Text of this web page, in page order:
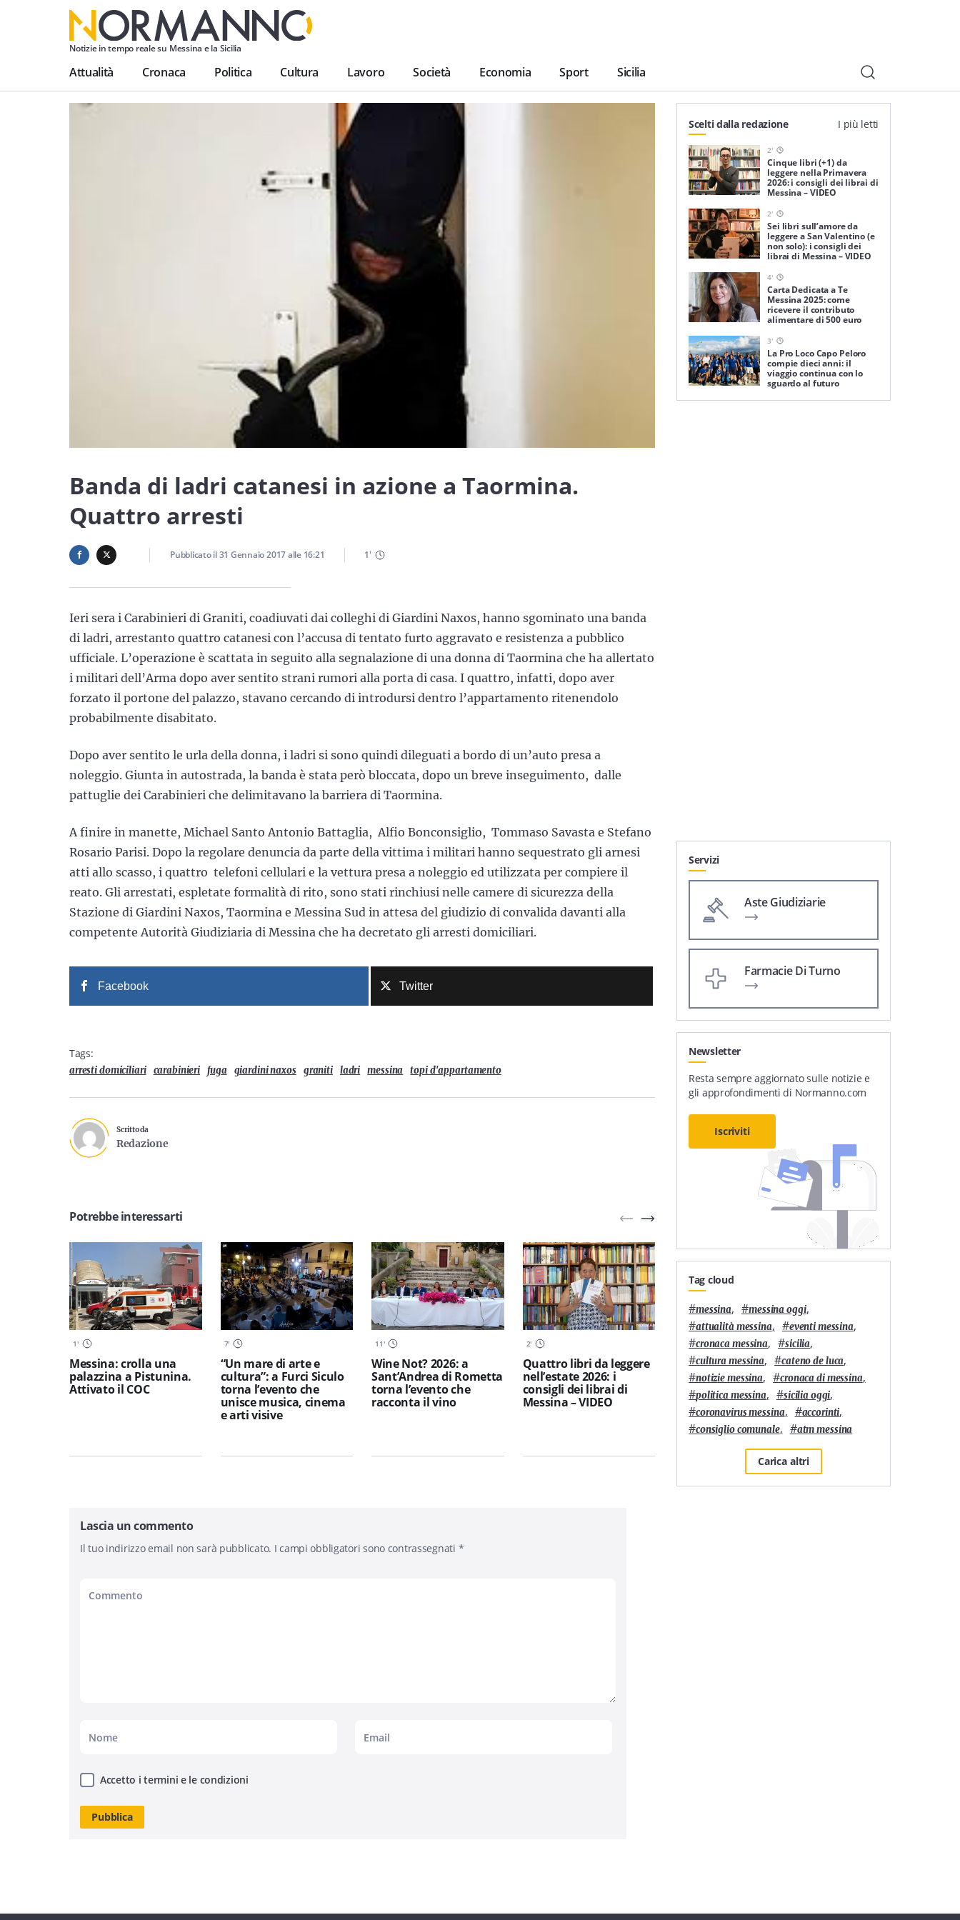
Notizie in tempo reale su Messina e la Sicilia
Attualità Cronaca Politica Cultura Lavoro Società Economia Sport Sicilia
Banda di ladri catanesi in azione a Taormina.
Quattro arresti
Pubblicato il31 Gennaio 2017alle 16:21 1'
Ieri sera i Carabinieri di Graniti, coadiuvati dai colleghi di Giardini Naxos, hanno sgominato una banda
di ladri, arrestanto quattro catanesi con l’accusa di tentato furto aggravato e resistenza a pubblico
ufficiale. L’operazione è scattata in seguito alla segnalazione di una donna di Taormina che ha allertato
i militari dell’Arma dopo aver sentito strani rumori alla porta di casa. I quattro, infatti, dopo aver
forzato il portone del palazzo, stavano cercando di introdursi dentro l’appartamento ritenendolo
probabilmente disabitato.
Dopo aver sentito le urla della donna, i ladri si sono quindi dileguati a bordo di un’auto presa a
noleggio. Giunta in autostrada, la banda è stata però bloccata, dopo un breve inseguimento, dalle
pattuglie dei Carabinieri che delimitavano la barriera di Taormina.
A finire in manette, Michael Santo Antonio Battaglia, Alfio Bonconsiglio, Tommaso Savasta e Stefano
Rosario Parisi. Dopo la regolare denuncia da parte della vittima i militari hanno sequestrato gli arnesi
atti allo scasso, i quattro telefoni cellulari e la vettura presa a noleggio ed utilizzata per compiere il
reato. Gli arrestati, espletate formalità di rito, sono stati rinchiusi nelle camere di sicurezza della
Stazione di Giardini Naxos, Taormina e Messina Sud in attesa del giudizio di convalida davanti alla
competente Autorità Giudiziaria di Messina che ha decretato gli arresti domiciliari.
Facebook Twitter
Tags:
arresti domiciliari carabinieri fuga giardini naxos graniti ladri messina topi d'appartamento
Scritto da
Redazione
Potrebbe interessarti
1'
Messina: crolla una
palazzina a Pistunina.
Attivato il COC
7'
“Un mare di arte e
cultura”: a Furci Siculo
torna l’evento che
unisce musica, cinema
e arti visive
11'
Wine Not? 2026: a
Sant’Andrea di Rometta
torna l’evento che
racconta il vino
2'
Quattro libri da leggere
nell’estate 2026: i
consigli dei librai di
Messina – VIDEO
È L’Orso di Messina la
pizzeria siciliana più
longeva nella 50 Top
Pizza Italia 2026
UVA TALK Summer
Edition: all’Officina del
Gusto la cucina diventa
un laboratorio di idee
che unisce territori e
mette al centro la
Lascia un commento
Il tuo indirizzo email non sarà pubblicato. I campi obbligatori sono contrassegnati *
Accetto i termini e le condizioni
Scelti dalla redazione I più letti
2'
Cinque libri (+1) da
leggere nella Primavera
2026: i consigli dei librai di
Messina – VIDEO
2'
Sei libri sull’amore da
leggere a San Valentino (e
non solo): i consigli dei
librai di Messina – VIDEO
4'
Carta Dedicata a Te
Messina 2025: come
ricevere il contributo
alimentare di 500 euro
3'
La Pro Loco Capo Peloro
compie dieci anni: il
viaggio continua con lo
sguardo al futuro
Servizi
Aste Giudiziarie
Farmacie Di Turno
Newsletter
Resta sempre aggiornato sulle notizie e
gli approfondimenti di Normanno.com
Iscriviti
Tag cloud
#messina, #messina oggi,
#attualità messina, #eventi messina,
#cronaca messina, #sicilia,
#cultura messina, #cateno de luca,
#notizie messina, #cronaca di messina,
#politica messina, #sicilia oggi,
#coronavirus messina, #accorinti,
#consiglio comunale, #atm messina
Carica altri